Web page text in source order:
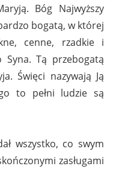
Bóg Najwyższy
bogatą, w której
cenne, rzadkie i
Syna. Tą przebogatą
Święci nazywają Ją
to pełni ludzie są
wszystko, co swym
zasługami